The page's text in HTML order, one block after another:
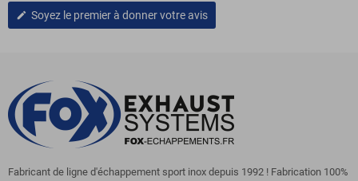
edit Soyez le premier à donner votre avis
Fabricant de ligne d'échappement sport inox depuis 1992 ! Fabrication 100%